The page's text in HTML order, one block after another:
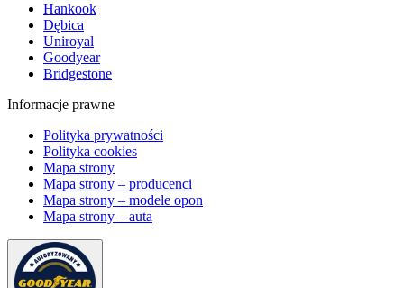
Hankook
Dębica
Uniroyal
Goodyear
Bridgestone
Informacje prawne
Polityka prywatności
Polityka cookies
Mapa strony
Mapa strony – producenci
Mapa strony – modele opon
Mapa strony – auta